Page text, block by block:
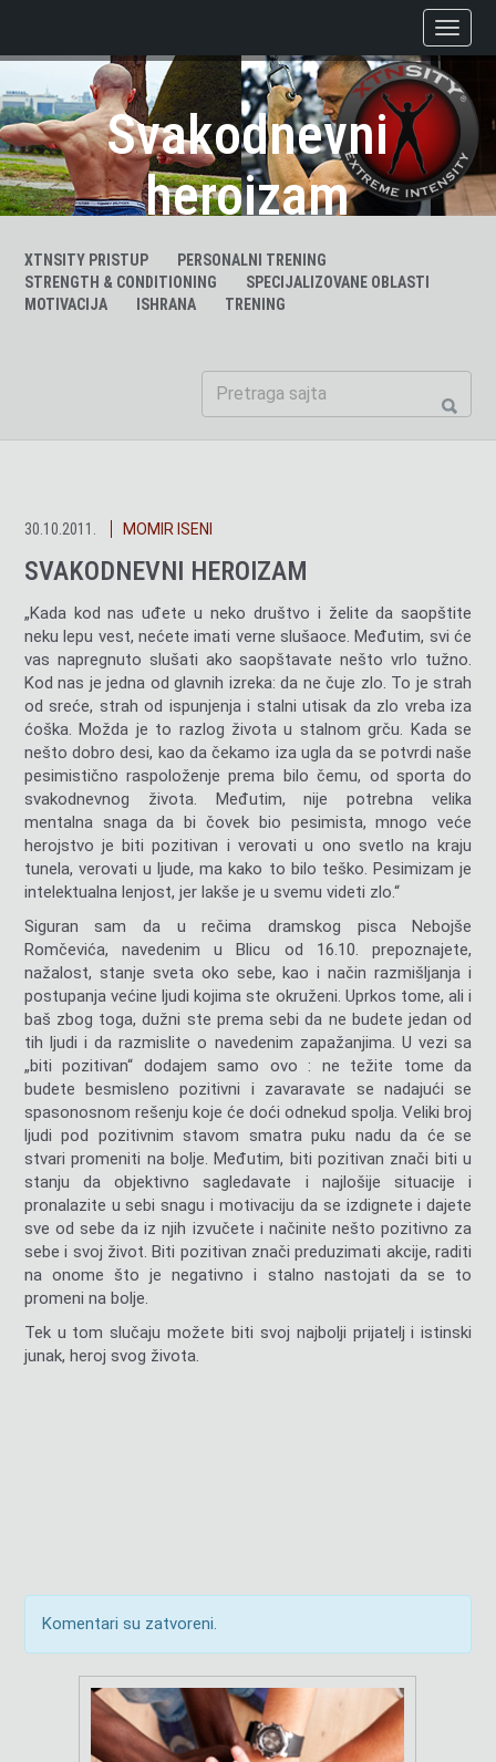
Svakodnevni
heroizam
XTNSITY PRISTUP
PERSONALNI TRENING
STRENGTH & CONDITIONING
SPECIJALIZOVANE OBLASTI
MOTIVACIJA
ISHRANA TRENING
30.10.2011. MOMIR ISENI
SVAKODNEVNI HEROIZAM
„Kada kod nas uđete u neko društvo i želite da saopštite
neku lepu vest, nećete imati verne slušaoce. Međutim, svi će
vas napregnuto slušati ako saopštavate nešto vrlo tužno.
Kod nas je jedna od glavnih izreka: da ne čuje zlo. To je strah
od sreće, strah od ispunjenja i stalni utisak da zlo vreba iza
ćoška. Možda je to razlog života u stalnom grču. Kada se
nešto dobro desi, kao da čekamo iza ugla da se potvrdi naše
pesimistično raspoloženje prema bilo čemu, od sporta do
svakodnevnog života. Međutim, nije potrebna velika
mentalna snaga da bi čovek bio pesimista, mnogo veće
herojstvo je biti pozitivan i verovati u ono svetlo na kraju
tunela, verovati u ljude, ma kako to bilo teško. Pesimizam je
intelektualna lenjost, jer lakše je u svemu videti zlo.“
Siguran sam da u rečima dramskog pisca Nebojše
Romčevića, navedenim u Blicu od 16.10. prepoznajete,
nažalost, stanje sveta oko sebe, kao i način razmišljanja i
postupanja većine ljudi kojima ste okruženi. Uprkos tome, ali i
baš zbog toga, dužni ste prema sebi da ne budete jedan od
tih ljudi i da razmislite o navedenim zapažanjima. U vezi sa
„biti pozitivan“ dodajem samo ovo : ne težite tome da
budete besmisleno pozitivni i zavaravate se nadajući se
spasonosnom rešenju koje će doći odnekud spolja. Veliki broj
ljudi pod pozitivnim stavom smatra puku nadu da će se
stvari promeniti na bolje. Međutim, biti pozitivan znači biti u
stanju da objektivno sagledavate i najlošije situacije i
pronalazite u sebi snagu i motivaciju da se izdignete i dajete
sve od sebe da iz njih izvučete i načinite nešto pozitivno za
sebe i svoj život. Biti pozitivan znači preduzimati akcije, raditi
na onome što je negativno i stalno nastojati da se to
promeni na bolje.
Tek u tom slučaju možete biti svoj najbolji prijatelj i istinski
junak, heroj svog života.
Komentari su zatvoreni.